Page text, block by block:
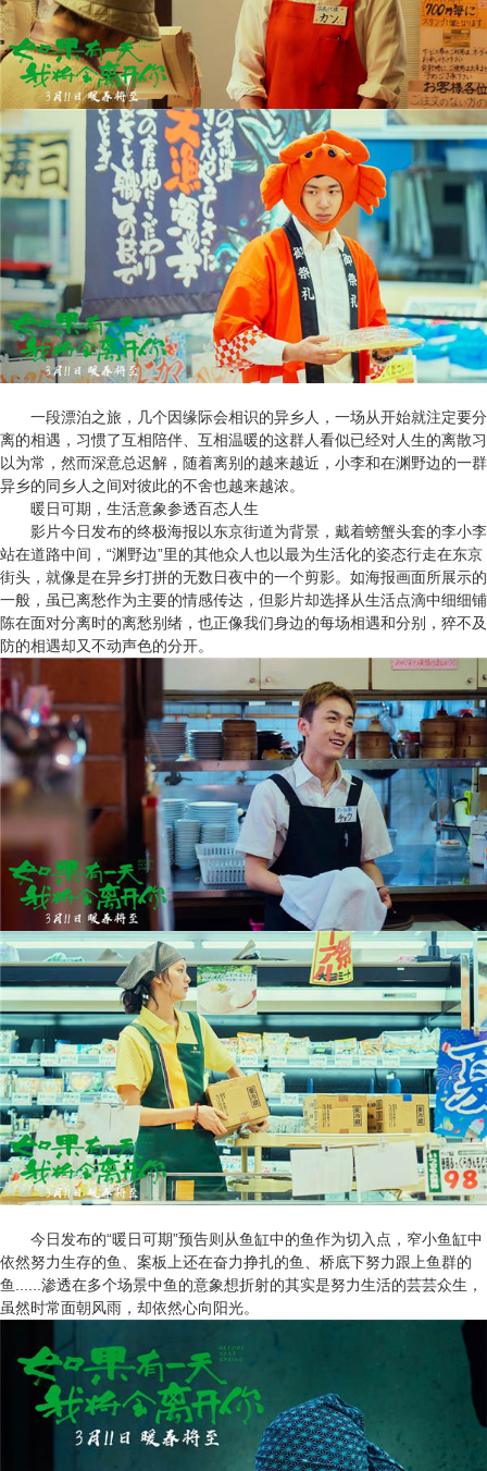
一段漂泊之旅，几个因缘际会相识的异乡人，一场从开始就注定要分
离的相遇，习惯了互相陪伴、互相温暖的这群人看似已经对人生的离散习
以为常，然而深意总迟解，随着离别的越来越近，小李和在渊野边的一群
异乡的同乡人之间对彼此的不舍也越来越浓。
暖日可期，生活意象参透百态人生
影片今日发布的终极海报以东京街道为背景，戴着螃蟹头套的李小李
站在道路中间，“渊野边”里的其他众人也以最为生活化的姿态行走在东京
街头，就像是在异乡打拼的无数日夜中的一个剪影。如海报画面所展示的
一般，虽已离愁作为主要的情感传达，但影片却选择从生活点滴中细细铺
陈在面对分离时的离愁别绪，也正像我们身边的每场相遇和分别，猝不及
防的相遇却又不动声色的分开。
今日发布的“暖日可期”预告则从鱼缸中的鱼作为切入点，窄小鱼缸中
依然努力生存的鱼、案板上还在奋力挣扎的鱼、桥底下努力跟上鱼群的
鱼......渗透在多个场景中鱼的意象想折射的其实是努力生活的芸芸众生，
虽然时常面朝风雨，却依然心向阳光。